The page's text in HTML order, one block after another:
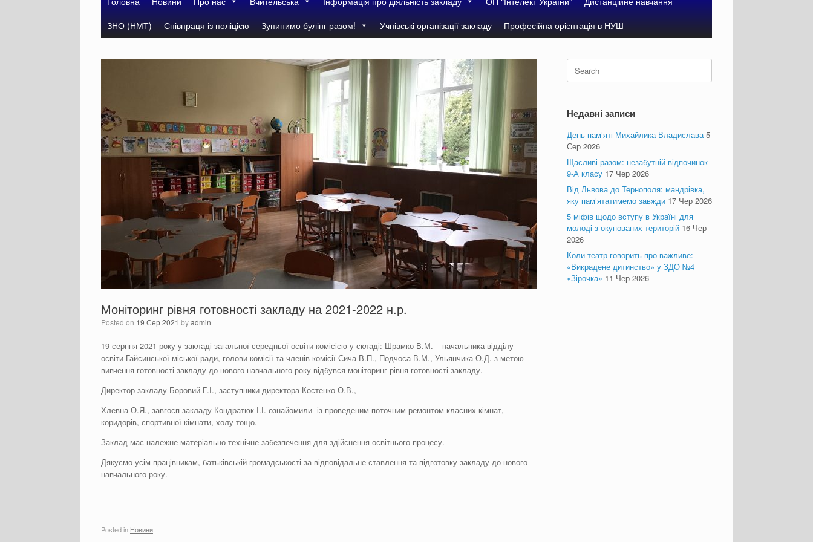
ЗНО (НМТ)
Співпраця із поліцією Зупинимо булінг разом! Учнівські організації закладу Професійна орієнтація в НУШ
Моніторинг рівня готовності закладу на 2021-2022 н.р.
Posted on 19 Сер 2021 byadmin
19 серпня 2021 року у закладі загальної середньої освіти комісією у складі: Шрамко В.М. – начальника відділу
освіти Гайсинської міської ради, голови комісії та членів комісії Сича В.П., Подчоса В.М., Ульянчика О.Д. з метою
вивчення готовності закладу до нового навчального року відбувся моніторинг рівня готовності закладу.
Директор закладу Боровий Г.І., заступники директора Костенко О.В.,
Хлевна О.Я., завгосп закладу Кондратюк І.І. ознайомили із проведеним поточним ремонтом класних кімнат,
коридорів, спортивної кімнати, холу тощо.
Заклад має належне матеріально-технічне забезпечення для здійснення освітнього процесу.
Дякуємо усім працівникам, батьківській громадськості за відповідальне ставлення та підготовку закладу до нового
навчального року.
Posted in Новини
Search
for:
Недавні записи
День пам’яті Михайлика Владислава 5
Сер 2026
Щасливі разом: незабутній відпочинок
9-А класу 17 Чер 2026
Від Львова до Тернополя: мандрівка,
яку пам’ятатимемо завжди 17 Чер 2026
5 міфів щодо вступу в Україні для
молоді з окупованих територій 16 Чер
2026
Коли театр говорить про важливе:
«Викрадене дитинство» у ЗДО №4
«Зірочка» 11 Чер 2026